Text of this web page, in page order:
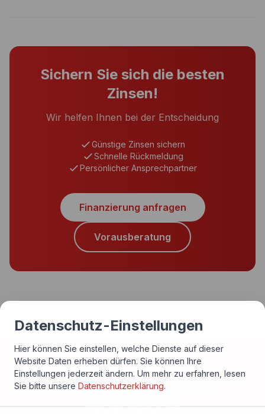
Sichern Sie sich die besten
Zinsen!
Wir helfen Ihnen bei der Entscheidung
Günstige Zinsen sichern
Schnelle Rückmeldung
Persönlicher Ansprechpartner
Finanzierung anfragen
Vorausberatung
Und was kommt als
Nächstes?
Datenschutz-Einstellungen
Hier können Sie einstellen, welche Dienste auf dieser
Website Daten erheben dürfen. Sie können Ihre
Einstellungen jederzeit ändern. Um mehr zu erfahren, lesen
Sie bitte unsere Datenschutzerklärung.